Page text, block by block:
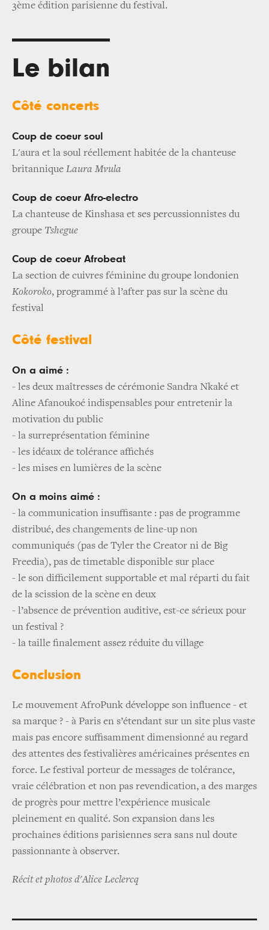
3ème édition parisienne du festival.
Le bilan
Côté concerts
Coup de coeur soul
L'aura et la soul réellement habitée de la chanteuse
britannique Laura Mvula
Coup de coeur Afro-electro
La chanteuse de Kinshasa et ses percussionnistes du
groupe Tshegue
Coup de coeur Afrobeat
La section de cuivres féminine du groupe londonien
Kokoroko, programmé à l’after pas sur la scène du
festival
Côté festival
On a aimé :
- les deux maîtresses de cérémonie Sandra Nkaké et
Aline Afanoukoé indispensables pour entretenir la
motivation du public
- la surreprésentation féminine
- les idéaux de tolérance affichés
- les mises en lumières de la scène
On a moins aimé :
- la communication insuffisante : pas de programme
distribué, des changements de line-up non
communiqués (pas de Tyler the Creator ni de Big
Freedia), pas de timetable disponible sur place
- le son difficilement supportable et mal réparti du fait
de la scission de la scène en deux
- l’absence de prévention auditive, est-ce sérieux pour
un festival ?
- la taille finalement assez réduite du village
Conclusion
Le mouvement AfroPunk développe son influence - et
sa marque ? - à Paris en s’étendant sur un site plus vaste
mais pas encore suffisamment dimensionné au regard
des attentes des festivalières américaines présentes en
force. Le festival porteur de messages de tolérance,
vraie célébration et non pas revendication, a des marges
de progrès pour mettre l’expérience musicale
pleinement en qualité. Son expansion dans les
prochaines éditions parisiennes sera sans nul doute
passionnante à observer.
Récit et photos d'Alice Leclercq